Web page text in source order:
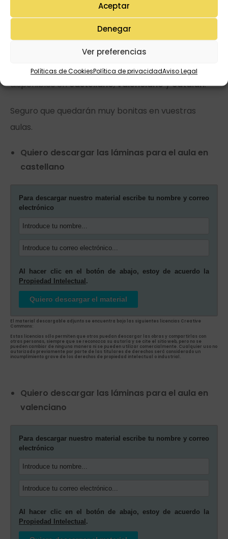
Aceptar
Denegar
Ver preferencias
Políticas de CookiesPolítica de privacidadAviso Legal
Descarga estas láminas para decorar tu clase.
Os dejamos estas tres láminas para
gratuitamenteal final de este post. Las tenéis
disponibles encastellano,valencianoycatalán.
Seguro que quedarán muy bonitas en vuestras
aulas.
Quiero descargar las láminas para el aula en
castellano
Para descargar nuestro material escribe tu nombre y correo
electrónico
Al hacer clic en el botón de abajo, estoy de acuerdo la
Propiedad Intelectual .
Quiero descargar el material
El material descargable adjunto se encuentra bajo las siguientes licencias Creative
Commons:
Estas licencias sólo permiten que otros puedan descargar las obras y compartirlas con
otras personas, siempre que se reconozca su autoría y se cite el sitio web, pero no se
pueden cambiar de ninguna manera ni se pueden utilizar comercialmente. Cualquier uso no
autorizado previamente por parte de las titulares de derechos será considerado un
incumplimiento grave de los derechos de propiedad intelectual o industrial.
Quiero descargar las láminas para el aula en
valenciano
Para descargar nuestro material escribe tu nombre y correo
electrónico
Al hacer clic en el botón de abajo, estoy de acuerdo la
Propiedad Intelectual .